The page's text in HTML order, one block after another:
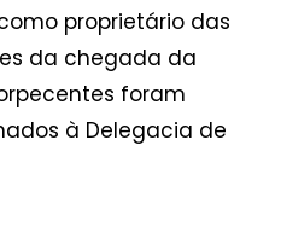
proprietário das
da chegada da
foram
à Delegacia de